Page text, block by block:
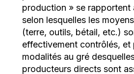
production » se rapportent
selon lesquelles les
(terre, outils, bétail, etc.)
effectivement contrôlés, et
modalités au gré
producteurs directs sont